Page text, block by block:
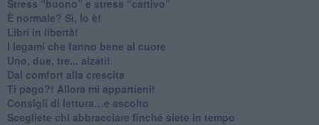
​Stress “buono” e stress “cattivo”
​È normale? Sì, lo è!
​Libri in libertà!
​I legami che fanno bene al cuore
Uno, due, tre... alzati!​
​Dal comfort alla crescita
​Ti pago?! Allora mi appartieni!​
​Consigli di lettura…e ascolto
​Scegliete chi abbracciare finché siete in tempo